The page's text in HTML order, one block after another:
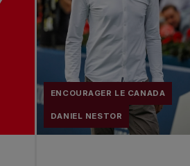
ENCOURAGER LE CANADA
DANIEL NESTOR